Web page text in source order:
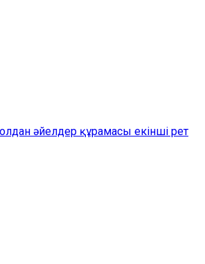
әйелдер құрамасы екінші рет